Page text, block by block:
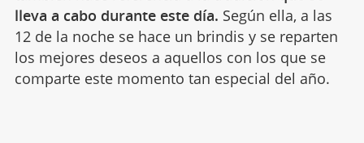
lleva a cabo durante este día. Según ella, a las
12 de la noche se hace un brindis y se reparten
los mejores deseos a aquellos con los que se
comparte este momento tan especial del año.